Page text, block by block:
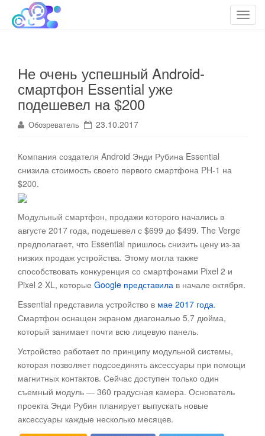
T
Облако технологий
cloudteh.ru
Не очень успешный Android-
смартфон Essential уже
подешевел на $200
Обозреватель 23.10.2017
Компания создателя Android Энди Рубина Essential
снизила стоимость своего первого смартфона PH-1 на
$200.
Модульный смартфон, продажи которого начались в
августе 2017 года, подешевел с $699 до $499. The Verge
предполагает, что Essential пришлось снизить цену из-за
низких продаж устройства. Этому могла также
способствовать конкуренция со смартфонами Pixel 2 и
Pixel 2 XL, которые Google представила в начале октября.
Essential представила устройство в мае 2017 года.
Смартфон оснащен экраном диагональю 5,7 дюйма,
который занимает почти всю лицевую панель.
Устройство работает по принципу модульной системы,
которая позволяет подсоединять аксессуары при помощи
магнитных контактов. Сейчас доступен только один
съемный модуль — 360 градусная камера. Основатель
проекта Энди Рубин планирует выпускать новые
аксессуары каждые несколько месяцев.